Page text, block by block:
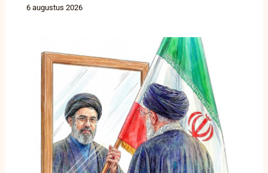
6 augustus 2026